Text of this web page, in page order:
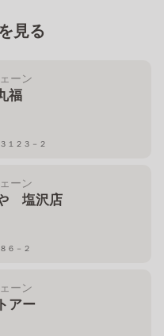
見る
ーン
福
１２３－２
ーン
塩沢店
６－２
ーン
アー